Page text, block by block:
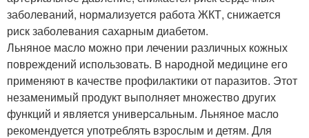
заболеваний, нормализуется работа ЖКТ, снижается
риск заболевания сахарным диабетом.
Льняное масло можно при лечении различных кожных
повреждений использовать. В народной медицине его
применяют в качестве профилактики от паразитов. Этот
незаменимый продукт выполняет множество других
функций и является универсальным. Льняное масло
рекомендуется употреблять взрослым и детям. Для